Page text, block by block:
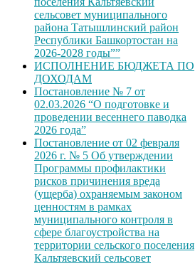
сельсовет муниципального
района Татышлинский район
Республики Башкортостан на
2026-2028 годы””
ИСПОЛНЕНИЕ БЮДЖЕТА ПО
ДОХОДАМ
Постановление № 7 от
02.03.2026 “О подготовке и
проведении весеннего паводка
2026 года”
Постановление от 02 февраля
2026 г. № 5 Об утверждении
Программы профилактики
рисков причинения вреда
(ущерба) охраняемым законом
ценностям в рамках
муниципального контроля в
сфере благоустройства на
территории сельского поселения
Кальтяевский сельсовет